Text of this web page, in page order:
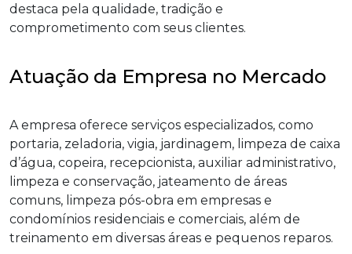
destaca pela qualidade, tradição e
comprometimento com seus clientes.
Atuação da Empresa no Mercado
A empresa oferece serviços especializados, como
portaria, zeladoria, vigia, jardinagem, limpeza de caixa
d’água, copeira, recepcionista, auxiliar administrativo,
limpeza e conservação, jateamento de áreas
comuns, limpeza pós-obra em empresas e
condomínios residenciais e comerciais, além de
treinamento em diversas áreas e pequenos reparos.